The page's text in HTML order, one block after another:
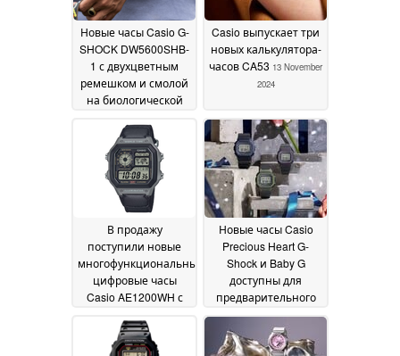
Новые часы Casio G-
SHOCK DW5600SHB-
1 с двухцветным
ремешком и смолой
на биологической
рынок США
November 2024
Casio выпускает три
новых калькулятора-
часов CA53 13 November
2024
В продажу
поступили новые
многофункциональные
цифровые часы
Casio AE1200WH с
сроком службы
батареи13 November
Новые часы Casio
Precious Heart G-
Shock и Baby G
доступны для
предварительного
заказа13 November 2024